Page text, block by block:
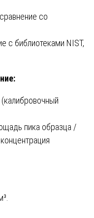
со
с библиотеками NIST,
пика образца /